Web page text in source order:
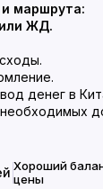
маршрута:
ЖД.
денег в
Хороший
цены